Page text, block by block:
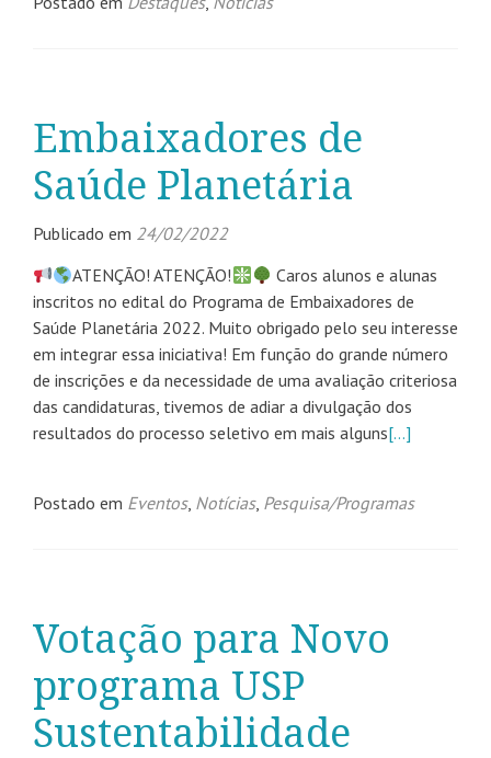
Embaixadores de
Saúde Planetária
Publicado em 24/02/2022
ATENÇÃO! ATENÇÃO!
Caros alunos e alunas
inscritos no edital do Programa de Embaixadores de
Saúde Planetária 2022. Muito obrigado pelo seu interesse
em integrar essa iniciativa! Em função do grande número
de inscrições e da necessidade de uma avaliação criteriosa
das candidaturas, tivemos de adiar a divulgação dos
resultados do processo seletivo em mais alguns[…]
Postado em Eventos, Notícias, Pesquisa/Programas
Votação para Novo
programa USP
Sustentabilidade